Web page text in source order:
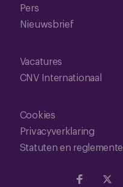
Pers
Nieuwsbrief
Vacatures
CNV Internationaal
Cookies
Privacyverklaring
Statuten en